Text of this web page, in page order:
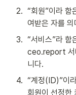
2. “회원”이라 함
여받은 자를 의
3. “서비스”라 함
ceo.report 서
니다.
4. “계정(ID)”이
회원이 선정한